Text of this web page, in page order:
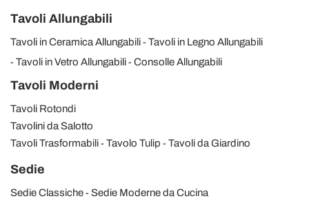
Tavoli Allungabili
Tavoli in Ceramica Allungabili
Tavoli in Legno Allungabili
Tavoli in Vetro Allungabili
Consolle Allungabili
Tavoli Moderni
Tavoli Rotondi
Tavolini da Salotto
Tavoli Trasformabili
Tavolo Tulip Tavoli da Giardino
Sedie
Sedie Classiche
Sedie Moderne da Cucina